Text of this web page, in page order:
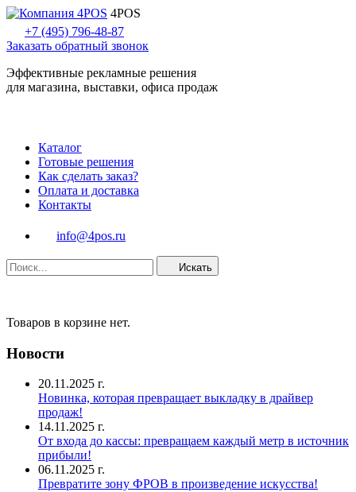
4POS
+7 (495) 796-48-87
Заказать обратный звонок
Эффективные рекламные решения
для магазина, выставки, офиса продаж
Каталог
Готовые решения
Как сделать заказ?
Оплата и доставка
Контакты
info@4pos.ru
Искать
Товаров в корзине нет.
Новости
20.11.2025 г.
Новинка, которая превращает выкладку в драйвер
продаж!
14.11.2025 г.
От входа до кассы: превращаем каждый метр в источник
прибыли!
06.11.2025 г.
Превратите зону ФРОВ в произведение искусства!